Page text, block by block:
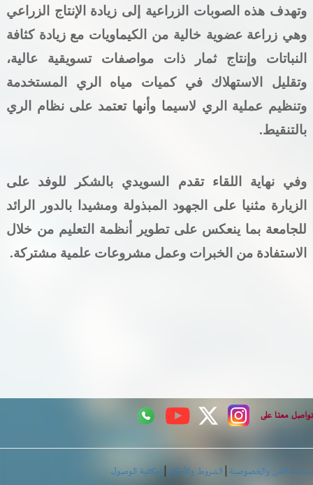
وتهدف هذه الصوبات الزراعية إلى زيادة الإنتاج الزراعي
وهي زراعة عضوية خالية من الكيماويات مع زيادة كثافة
النباتات وإنتاج ثمار ذات مواصفات تسويقية عالية،
وتقليل الاستهلاك في كميات مياه الري المستخدمة
وتنظيم عملية الري لاسيما وأنها تعتمد على نظام الري
بالتنقيط.
وفي نهاية اللقاء تقدم السويدي بالشكر للوفد على
الزيارة مثنيا على الجهود المبذولة ومشيدا بالدور الرائد
للجامعة بما ينعكس على تطوير أنظمة التعليم من خلال
الاستفادة من الخبرات وعمل مشروعات علمية مشتركة.
معنا على
الأمن والخصوصية| الشروط والأحكام| إمكانية الوصول